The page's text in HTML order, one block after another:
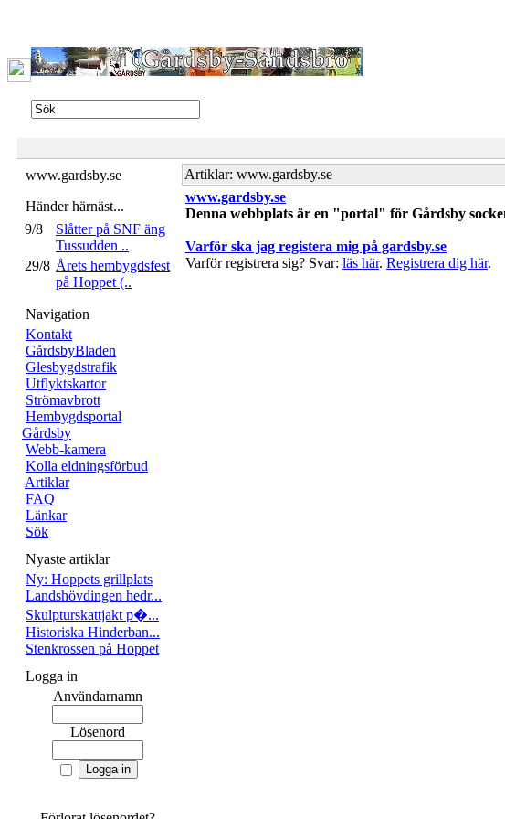
www.gardsby.se
Händer härnäst...
9/8
Slåtter på SNF äng
Tussudden ..
29/8 Årets hembygdsfest
på Hoppet (..
Navigation
Kontakt
GårdsbyBladen
Glesbygdstrafik
Utflyktskartor
Strömavbrott
Hembygdsportal
Gårdsby
Webb-kamera
Kolla eldningsförbud
Artiklar
FAQ
Länkar
Sök
Nyaste artiklar
Ny: Hoppets grillplats
Landshövdingen hedr...
Skulpturskattjakt p�...
Historiska Hinderban...
Stenkrossen på Hoppet
Logga in
Användarnamn
Lösenord
Artiklar: www.gardsby.se
www.gardsby.se
Denna webbplats är en "portal" för Gårdsby
Varför ska jag registera mig på gardsby.se
Varför registrera sig? Svar: läs här. Registrera dig här.